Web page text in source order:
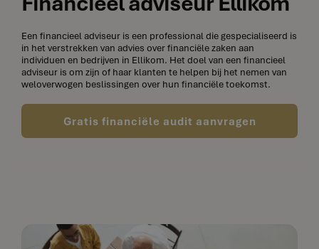
Een financieel adviseur is een professional die gespecialiseerd is
in het verstrekken van advies over financiële zaken aan
individuen en bedrijven in Ellikom. Het doel van een financieel
adviseur is om zijn of haar klanten te helpen bij het nemen van
weloverwogen beslissingen over hun financiële toekomst.
Gratis financiële audit aanvragen